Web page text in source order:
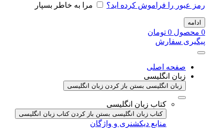
رمز عبور را فراموش کرده اید؟ مرا به خاطر بسپار
ادامه
0 محصول 0 تومان
پیگیری سفارش
صفحه اصلی
زبان انگلیسی
زبان انگلیسی بستن باز کردن زبان انگلیسی
کتاب زبان انگلیسی
کتاب زبان انگلیسی بستن باز کردن کتاب زبان انگلیسی
منابع دیکشنری و واژگان